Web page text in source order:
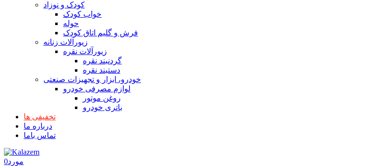
کودک و نوزاد
خواب کودک
حوله
فرش و گلیم اتاق کودک
زیورآلات زنانه
زیورآلات نقره
گردنبند نقره
دستبند نقره
خودرو، ابزار و تجهیزات صنعتی
لوازم مصرفی خودرو
روغن موتور
باتری خودرو
تخفیفی ها
درباره ما
تماس باما
0مورد